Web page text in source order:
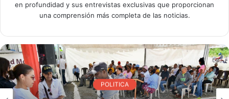
en profundidad y sus entrevistas exclusivas que proporcionan
una comprensión más completa de las noticias.
POLITICA